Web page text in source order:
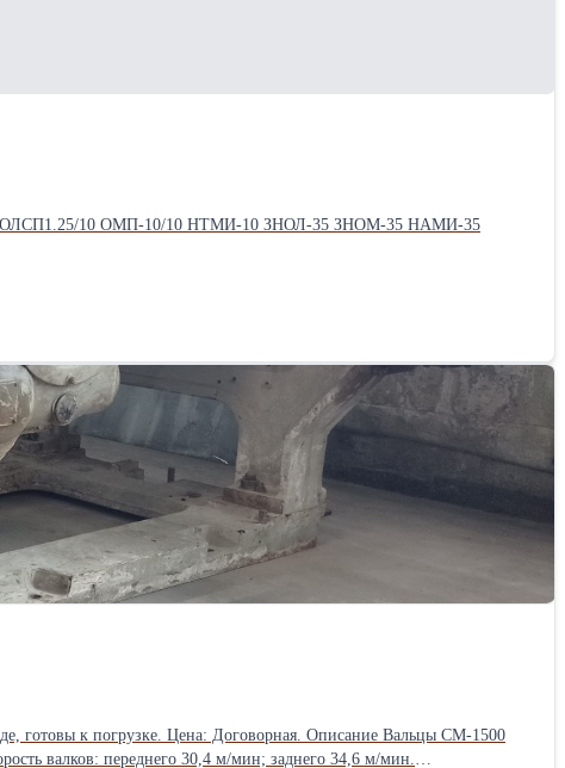
готовы к погрузке. Цена: Договорная. Описание Вальцы СМ-1500